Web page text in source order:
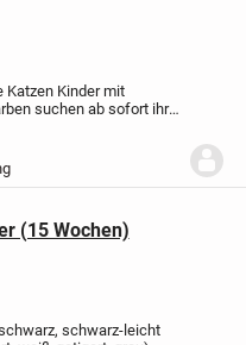
Katzen Kinder mit
suchen ab sofort ihr
zu Hause. Beide sind
Die Katzenmama
(15 Wochen)
schwarz-leicht